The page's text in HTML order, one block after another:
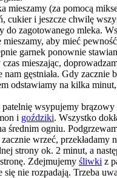
mieszamy (za pomocą
cukier i jeszcze chwilę
do zagotowanego mleka.
mieszamy, aby mieć
garnek ponownie
mieszając,
gęstniała. Gdy zacznie
odstawiamy na kilka
patelnię wsypujemy brązowy
i goździki. Wszystko
średnim ogniu.
wrzeć, przekładamy
strony ok. 2 minut, a
Zdejmujemy śliwki z
się nie rozpadają. Trzeba